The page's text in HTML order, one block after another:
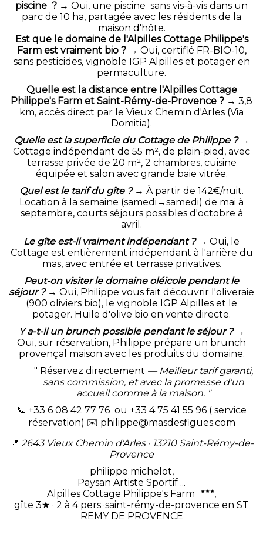
piscine ? → Oui, une piscine sans vis-à-vis dans un
parc de 10 ha, partagée avec les résidents de la
maison d'hôte.
Est que le domaine de l'Alpilles Cottage Philippe's
Farm est vraiment bio ?→ Oui, certifié FR-BIO-10,
sans pesticides, vignoble IGP Alpilles et potager en
permaculture.
Quelle est la distance entre l'Alpilles Cottage
Philippe's Farm et Saint-Rémy-de-Provence ? → 3,8
km, accès direct par le Vieux Chemin d'Arles (Via
Domitia).
Quelle est la superficie du Cottage de Philippe ? →
Cottage indépendant de 55 m², de plain-pied, avec
terrasse privée de 20 m², 2 chambres, cuisine
équipée et salon avec grande baie vitrée.
Quel est le tarif du gîte ? → À partir de 142€/nuit.
Location à la semaine (samedi→samedi) de mai à
septembre, courts séjours possibles d'octobre à
avril.
Le gîte est-il vraiment indépendant ?→ Oui, le
Cottage est entièrement indépendant à l'arrière du
mas, avec entrée et terrasse privatives.
Peut-on visiter le domaine oléicole pendant le
séjour ?→ Oui, Philippe vous fait découvrir l'oliveraie
(900 oliviers bio), le vignoble IGP Alpilles et le
potager. Huile d'olive bio en vente directe.
Y a-t-il un brunch possible pendant le séjour ?→
Oui, sur réservation, Philippe prépare un brunch
provençal maison avec les produits du domaine.
" Réservez directement — Meilleur tarif garanti,
sans commission, et avec la promesse d'un
accueil comme à la maison. "
📞 +33 6 08 42 77 76 ou +33 4 75 41 55 96 ( service
réservation) ✉️ philippe@masdesfigues.com
📍 2643 Vieux Chemin d'Arles · 13210 Saint-Rémy-de-
Provence
philippe michelot,
Paysan Artiste Sportif ...
Alpilles Cottage Philippe's Farm
,
gîte 3★ · 2 à 4 pers ·saint-rémy-de-provence en ST
REMY DE PROVENCE